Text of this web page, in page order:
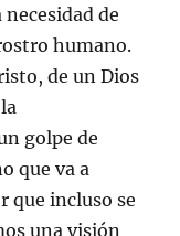
de
humano.
de un Dios
golpe de
que va a
que incluso se
una visión